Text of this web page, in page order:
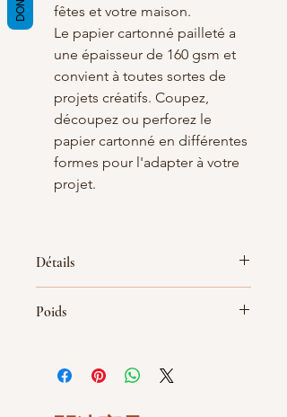
fêtes et votre maison.
Le papier cartonné pailleté a
une épaisseur de 160 gsm et
convient à toutes sortes de
projets créatifs. Coupez,
découpez ou perforez le
papier cartonné en différentes
formes pour l'adapter à votre
projet.
Détails
format scrapbooking
Idéal pour la fabrication de cartes,
Poids